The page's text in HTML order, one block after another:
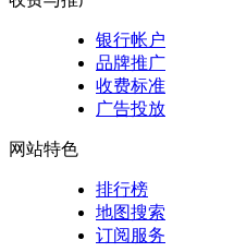
银行帐户
品牌推广
收费标准
广告投放
网站特色
排行榜
地图搜索
订阅服务